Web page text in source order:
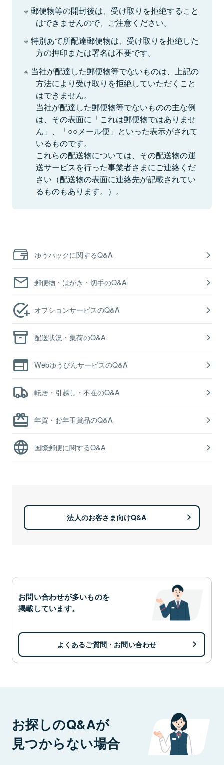
郵便物等の開封後は、受け取りを拒絶すること
はできませんので、ご注意ください。
特別あて所配達郵便物は、受け取りを拒絶した
方の押印または署名は不要です。
当社が配達した郵便物等でないものは、上記の
方法により受け取りを拒絶していただくこと
はできません。
当社が配達した郵便物等でないものの主な例
は、その表面に「これは郵便物ではありませ
ん」、「○○メール便」といった表示がされて
いるものです。
これらの配送物については、その配送物の運
送サービスを行った事業者さまにご連絡くだ
さい（配送物の表面に連絡先が記載されてい
るものもあります。）。
ゆうパックに関するQ&A
郵便物・はがき・切手のQ&A
オプションサービスのQ&A
配送状況・集荷のQ&A
WebゆうびんサービスのQ&A
転居・引越し・不在のQ&A
年賀・お年玉賞品のQ&A
国際郵便に関するQ&A
法人のお客さま向けQ&A
お問い合わせが多いものを
掲載しています。
よくあるご質問・お問い合わせ
お探しのQ&Aが
見つからない場合